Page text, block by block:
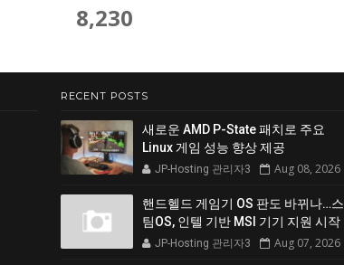
8,230
RECENT POSTS
새로운 AMD P-State 패치로 주요
Linux 게임 성능 향상 제공
JP-Hosting 관리자3 Aug 08, 2026
핸드헬드 게임기 OS 판도 바뀌나…스
팀OS, 인텔 기반 MSI 기기 지원 시작
JP-Hosting 관리자3 Aug 07, 2026